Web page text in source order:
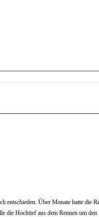
Über Monate hatte die
die Hochtief aus dem Rennen um